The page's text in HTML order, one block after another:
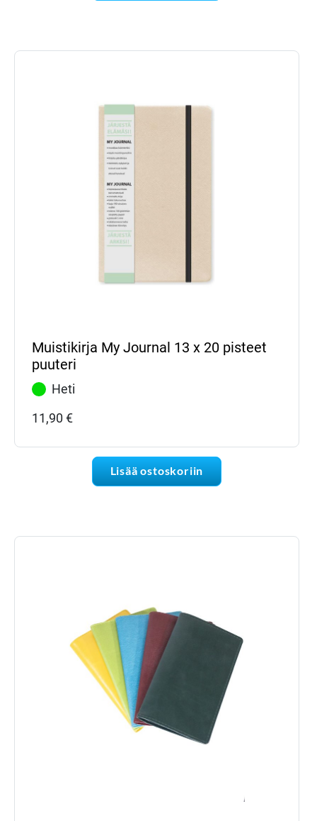
Muistikirja My Journal 13 x 20 pisteet
puuteri
Heti
11,90 €
Lisää ostoskoriin